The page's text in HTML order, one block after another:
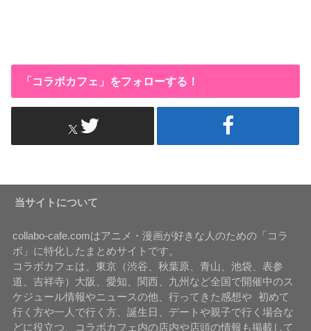
「コラボカフェ」をフォローする！
当サイトについて
collabo-cafe.comはアニメ・漫画が好きな人のための「コラ
ボ」に特化したまとめサイトです。
コラボカフェは、東京（渋谷、秋葉原、青山、池袋、表参
道、吉祥寺）大阪、愛知、関西、九州など全国で開催中のス
ケジュール情報やニュースの他、行ってきた感想や 初めて
行く方や一人で行く方、誕生日、デートや親子で行く場合な
どに役立つ、コラボカフェ内の店内や店頭の情報も掲載して